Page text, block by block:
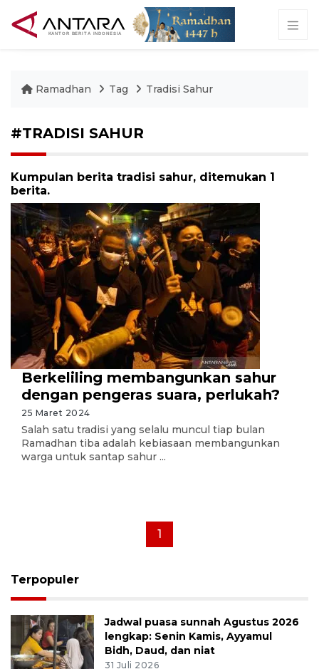
Ramadhan Tag Tradisi Sahur
#TRADISI SAHUR
Kumpulan berita tradisi sahur, ditemukan 1
berita.
Berkeliling membangunkan sahur
dengan pengeras suara, perlukah?
25 Maret 2024
Salah satu tradisi yang selalu muncul tiap bulan
Ramadhan tiba adalah kebiasaan membangunkan
warga untuk santap sahur ...
1
Terpopuler
Jadwal puasa sunnah Agustus 2026
lengkap: Senin Kamis, Ayyamul
Bidh, Daud, dan niat
31 Juli 2026